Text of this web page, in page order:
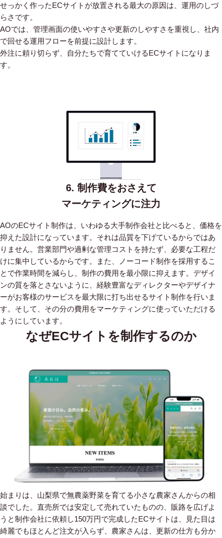
せっかく作ったECサイトが放置される最大の原因は、運用のしづ
らさです。
AOでは、管理画面の使いやすさや更新のしやすさを重視し、社内
で回せる運用フローを前提に設計します。
外注に頼り切らず、自分たちで育てていけるECサイトになりま
す。
6. 制作費をおさえて
マーケティングに注力
AOのECサイト制作は、いわゆる大手制作会社と比べると、価格を
抑えた設計になっています。 それは品質を下げているからではあ
りません。営業部門や過剰な管理コストを持たず、必要な工程だ
けに集中しているからです。
また、ノーコード制作を採用するこ
とで作業時間を減らし、制作の費用を最小限に抑えます。デザイ
ンの質を落とさないように、経験豊富なディレクターやデザイナ
ーがお客様のサービスを最大限に打ち出せるサイト制作を行いま
す。そして、その分の費用をマーケティングに使っていただける
ようにしています。
なぜECサイトを制作するのか
始まりは、山梨県で無農薬野菜を育てる小さな農家さんからの相
談でした。直売所では安定して売れていたものの、販路を広げよ
うと制作会社に依頼し150万円で完成したECサイトは、見た目は
綺麗でもほとんど注文が入らず、農家さんは、更新の仕方も分か